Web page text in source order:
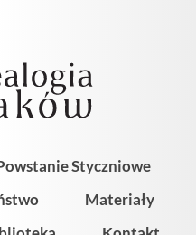
Styczniowe
Materiały